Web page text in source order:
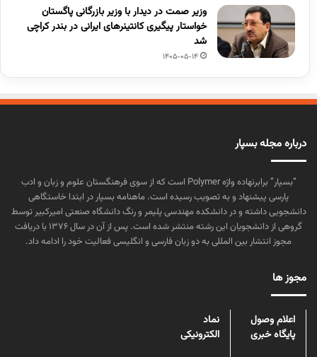
وزیر صمت در دیدار با وزیر بازرگانی پاگستان
خواستار پیگیری کانتینرهای ایرانی در بندر کراچی
شد
1405-05-14
درباره مجله بسپار
“بسپار” برابرنهاده واژه Polymer است که از سوی فرهنگستان علوم و زبان و ادب
پارسی پیشنهاد و به تصویب رسیده است. ماهنامه بسپار در ابتدا خاستگاهی
دانشجویی داشته و در دانشکده مهندسی پلیمر و رنگ دانشگاه صنعتی امیرکبیر توسط
گروهی از دانشجویان این رشته منتشر شده است. پس از آن در سال ۱۳۷۶ با دریافت
مجوز انتشار بین المللی به دو زبان فارسی و انگلیسی فعالیت خود را ادامه داد.
مجوز ها
اعلام وصول
پایگاه خبری
نماد
الکترونیکی